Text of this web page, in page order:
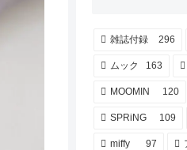
雑誌付録 296
ムック 163
MOOMIN 120
SPRiNG 109
miffy 97